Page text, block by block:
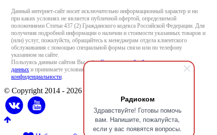
Радиоком
Здравствуйте! Готовы помочь
вам. Напишите, пожалуйста,
если у вас появятся вопросы.
Данный интернет-сайт носит исключительно информационный характер и ни
при каких условиях не является публичной офертой, определяемой
положениями Статьи 437 (2) Гражданского кодекса Российской Федерации. Для
получения подробной информации о наличии и стоимости указанных товаров и
(или) услуг, пожалуйста, обращайтесь к менеджерам отдела клиентского
обслуживания с помощью специальной формы связи или по телефону
указанном на сайте.
Пользуясь данным сайтом Вы даётеСогласие на обработку персональных
данных и принимаете условия
Политики
конфиденциальности
© Copyright 2014 - 2026 Radiokom.ru